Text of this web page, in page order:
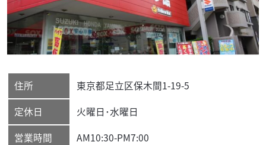
住所 東京都足立区保木間1-19-5
定休日
火曜日･水曜日
営業時間
AM10:30-PM7:00